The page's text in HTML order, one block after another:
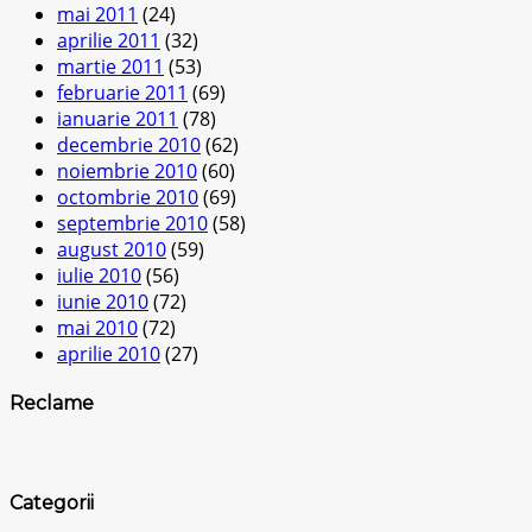
mai 2011 (24)
aprilie 2011 (32)
martie 2011 (53)
februarie 2011 (69)
ianuarie 2011 (78)
decembrie 2010(62)
noiembrie 2010(60)
octombrie 2010(69)
septembrie 2010(58)
august 2010(59)
iulie 2010(56)
iunie 2010(72)
mai 2010(72)
aprilie 2010(27)
Reclame
Categorii